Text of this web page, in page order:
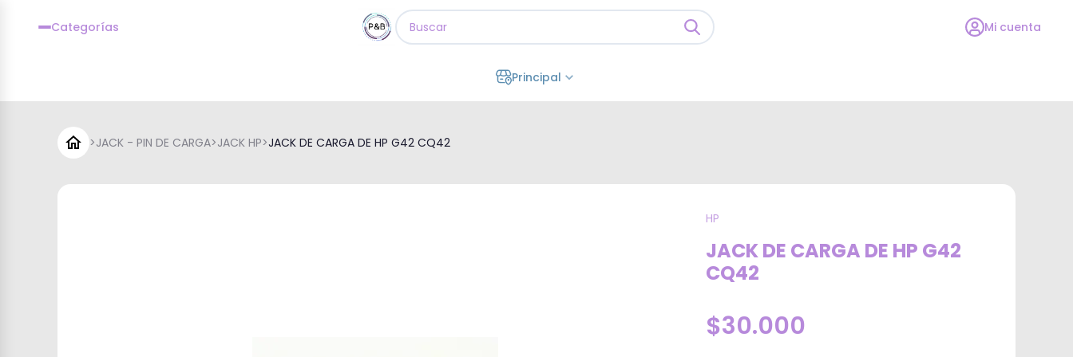
Categorías Mi cuenta
Principal
>JACK - PIN DE CARGA>JACK HP>JACK DE CARGA DE HP G42 CQ42
HP
JACK DE CARGA DE HP G42
CQ42
$30.000